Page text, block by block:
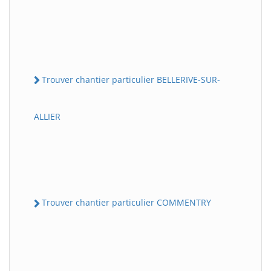
Trouver chantier particulier BELLERIVE-SUR-
ALLIER
Trouver chantier particulier COMMENTRY